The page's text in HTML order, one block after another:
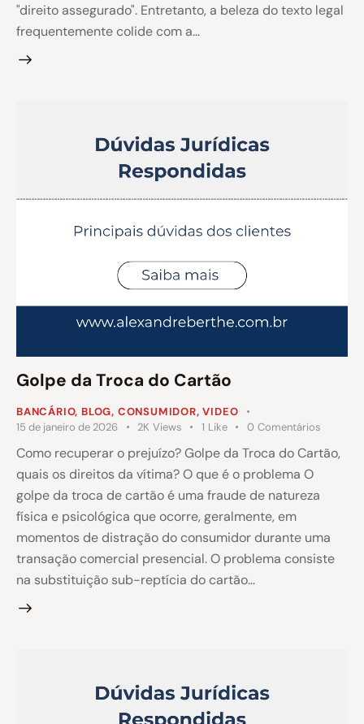
"direito assegurado". Entretanto, a beleza do texto legal
frequentemente colide com a…
Golpe da Troca do Cartão
BANCÁRIO, BLOG, CONSUMIDOR,VIDEO
15 de janeiro de 2026
2K Views 1 Like 0 Comentários
Como recuperar o prejuízo? Golpe da Troca do Cartão,
quais os direitos da vítima? O que é o problema O
golpe da troca de cartão é uma fraude de natureza
física e psicológica que ocorre, geralmente, em
momentos de distração do consumidor durante uma
transação comercial presencial. O problema consiste
na substituição sub-reptícia do cartão…